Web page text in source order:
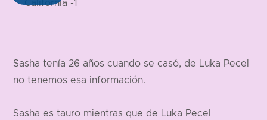
Sasha tenía 26 años cuando se casó, de Luka Pecel
no tenemos esa información.
Sasha es tauro mientras que de Luka Pecel